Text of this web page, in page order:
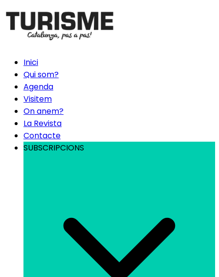
Inici
Qui som?
Agenda
Visitem
On anem?
La Revista
Contacte
SUBSCRIPCIONS